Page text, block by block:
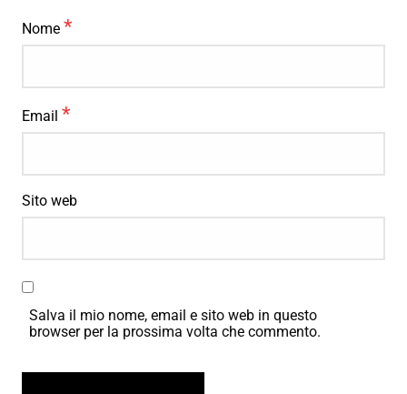
Nome *
Email *
Sito web
Salva il mio nome, email e sito web in questo
browser per la prossima volta che commento.